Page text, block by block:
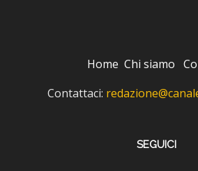
Home Chi siamo
Contattaci:
SEGUICI